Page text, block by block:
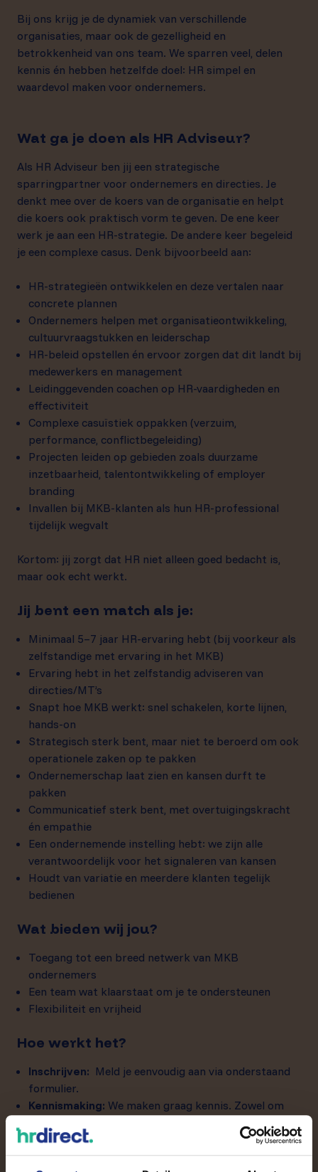
Bij ons krijg je de dynamiek van verschillende
organisaties, maar ook de gezelligheid en
betrokkenheid van ons team. We sparren veel, delen
kennis én hebben hetzelfde doel: HR simpel en
waardevol maken voor ondernemers.
Wat ga je doen als HR Adviseur?
Als HR Adviseur ben jij een strategische
sparringpartner voor ondernemers en directies. Je
denkt mee over de koers van de organisatie en helpt
die koers ook praktisch vorm te geven. De ene keer
werk je aan een HR-strategie. De andere keer begeleid
je een complexe casus. Denk bijvoorbeeld aan:
HR-strategieën ontwikkelen en deze vertalen naar
concrete plannen
Ondernemers helpen met organisatieontwikkeling,
cultuurvraagstukken en leiderschap
HR-beleid opstellen én ervoor zorgen dat dit landt bij
medewerkers en management
Leidinggevenden coachen op HR-vaardigheden en
effectiviteit
Complexe casuïstiek oppakken (verzuim,
performance, conflictbegeleiding)
Projecten leiden op gebieden zoals duurzame
inzetbaarheid, talentontwikkeling of employer
branding
Invallen bij MKB-klanten als hun HR-professional
tijdelijk wegvalt
Kortom: jij zorgt dat HR niet alleen goed bedacht is,
maar ook echt werkt.
Jij bent een match als je:
Minimaal 5–7 jaar HR-ervaring hebt (bij voorkeur als
zelfstandige met ervaring in het MKB)
Ervaring hebt in het zelfstandig adviseren van
directies/MT’s
Snapt hoe MKB werkt: snel schakelen, korte lijnen,
hands-on
Strategisch sterk bent, maar niet te beroerd om ook
operationele zaken op te pakken
Ondernemerschap laat zien en kansen durft te
pakken
Communicatief sterk bent, met overtuigingskracht
én empathie
Een ondernemende instelling hebt: we zijn alle
verantwoordelijk voor het signaleren van kansen
Houdt van variatie en meerdere klanten tegelijk
bedienen
Wat bieden wij jou?
Toegang tot een breed netwerk van MKB
ondernemers
Een team wat klaarstaat om je te ondersteunen
Flexibiliteit en vrijheid
Hoe werkt het?
Inschrijven: Meld je eenvoudig aan via onderstaand
formulier.
Kennismaking: We maken graag kennis. Zowel om
jou te leren kennen als je een beeld te geven van onze
werkwijze.
Beslissen:Wanneer we een geschikte opdracht